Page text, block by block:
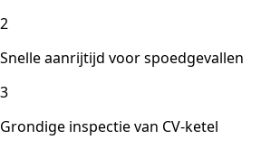
2
Snelle aanrijtijd voor spoedgevallen
3
Grondige inspectie van CV-ketel